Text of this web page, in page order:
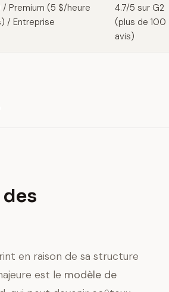
Premium (5 $/heure
/ Entreprise
4.7/5 sur G2
(plus de 100
avis)
en raison de sa structure
est le modèle de